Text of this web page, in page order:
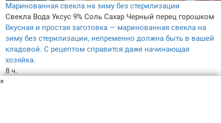
Маринованная свекла на зиму без стерилизации
Свекла Вода Уксус 9% Соль Сахар Черный перец горошком
Вкусная и простая заготовка — маринованная свекла на
зиму без стерилизации, непременно должна быть в вашей
кладовой. С рецептом справится даже начинающая
хозяйка.
8 ч.
×